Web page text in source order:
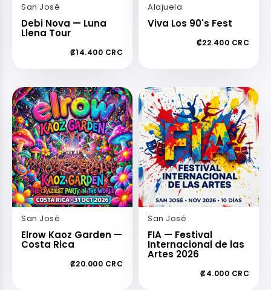
San José
Debi Nova — Luna
Llena Tour
₡14.400 CRC
Alajuela
Viva Los 90's Fest
₡22.400 CRC
San José
Elrow Kaoz Garden —
Costa Rica
₡20.000 CRC
San José
FIA — Festival
Internacional de las
Artes 2026
₡4.000 CRC